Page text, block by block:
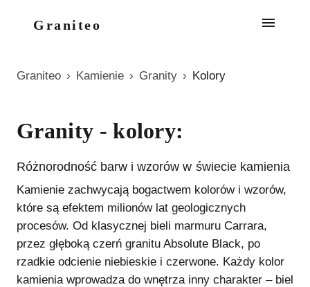
Graniteo
Graniteo › Kamienie › Granity › Kolory
Granity - kolory:
Różnorodność barw i wzorów w świecie kamienia
Kamienie zachwycają bogactwem kolorów i wzorów,
które są efektem milionów lat geologicznych
procesów. Od klasycznej bieli marmuru Carrara,
przez głęboką czerń granitu Absolute Black, po
rzadkie odcienie niebieskie i czerwone. Każdy kolor
kamienia wprowadza do wnętrza inny charakter – biel